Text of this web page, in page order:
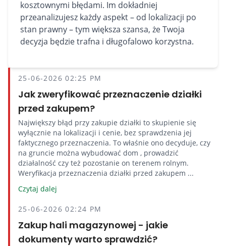
kosztownymi błędami. Im dokładniej
przeanalizujesz każdy aspekt – od lokalizacji po
stan prawny – tym większa szansa, że Twoja
decyzja będzie trafna i długofalowo korzystna.
25-06-2026 02:25 PM
Jak zweryfikować przeznaczenie działki
przed zakupem?
Największy błąd przy zakupie działki to skupienie się
wyłącznie na lokalizacji i cenie, bez sprawdzenia jej
faktycznego przeznaczenia. To właśnie ono decyduje, czy
na gruncie można wybudować dom , prowadzić
działalność czy też pozostanie on terenem rolnym.
Weryfikacja przeznaczenia działki przed zakupem ...
Czytaj dalej
25-06-2026 02:24 PM
Zakup hali magazynowej - jakie
dokumenty warto sprawdzić?